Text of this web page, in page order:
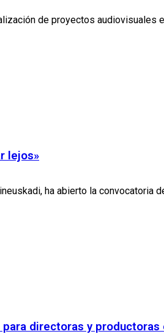
de proyectos audiovisuales
lejos»
ha abierto la convocatoria
directoras y productoras